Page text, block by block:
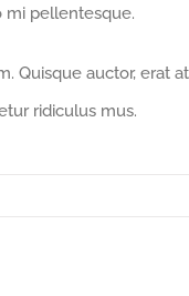
mi pellentesque.
Quisque auctor, erat
ridiculus mus.